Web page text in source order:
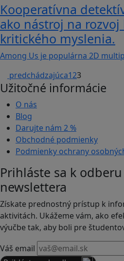
Kooperatívna
ako nástroj na
kritického myslenia.
Among Us je populárna 2D
predchádzajúca123
Užitočné informácie
O nás
Blog
Darujte nám 2 %
Obchodné podmienky
Podmienky ochrany
Prihláste sa k
newslettera
Získate prednostný prístup k
aktivitách. Ukážeme vám, ako
výučbe tak, aby boli pre
Váš email